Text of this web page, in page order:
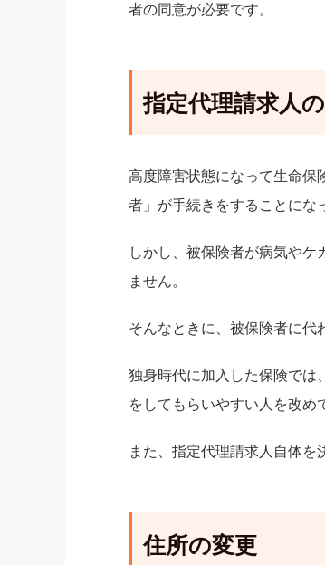
者の同意が必要です。
指定代理請求人
高度障害状態になって生命保
者」が手続きをすることにな
しかし、被保険者が病気や
ません。
そんなときに、被保険者に代
独身時代に加入した保険では
をしてもらいやすい人を改め
また、指定代理請求人自体を
住所の変更